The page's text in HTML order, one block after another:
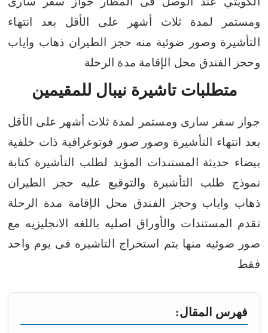
ومستمر لمدة ثلاث أشهر على الأقل بعد انتهاء
التأشيرة وصور ضوئية منه حجز الطيران ذهاب واياب
وحجز الفندق محل الإقامة مدة الرحلة
متطلبات تاشيرة نيبال للمقيمين
جواز سفر سارى ومستمر لمدة ثلاث أشهر على الأقل
بعد انتهاء التأشيرة وصور صور فوتوغرافية ذات خلفية
بيضاء حديثة المستندات المؤيد لطلب التأشيرة كتابة
نموذج طلب التأشيرة والتوقيع عليه
حجز الطيران
ذهاب واياب وحجز الفندق محل الإقامة مدة الرحلة
تقدم المستندات والأوراق اصليه باللغه الانجليزيه مع
صور ضوئيه منها يتم استخراج التاشيره فى يوم واحد
فقط
فهرس المقال: